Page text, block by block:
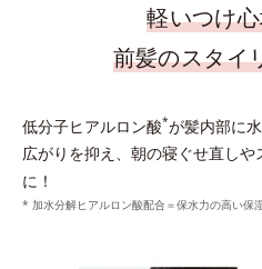
軽いつけ
前髪のスタ
低分子ヒアルロン酸*が髪内部に
広がりを抑え、朝の寝ぐせ直し
に！
* 加水分解ヒアルロン酸配合＝保水力の高い保